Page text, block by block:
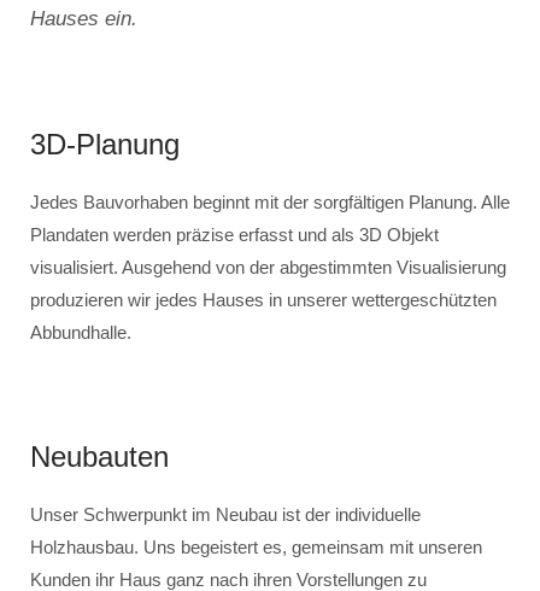
Hauses ein.
3D-Planung
Jedes Bauvorhaben beginnt mit der sorgfältigen Planung. Alle
Plandaten werden präzise erfasst und als 3D Objekt
visualisiert. Ausgehend von der abgestimmten Visualisierung
produzieren wir jedes Hauses in unserer wettergeschützten
Abbundhalle.
Neubauten
Unser Schwerpunkt im Neubau ist der individuelle
Holzhausbau. Uns begeistert es, gemeinsam mit unseren
Kunden ihr Haus ganz nach ihren Vorstellungen zu